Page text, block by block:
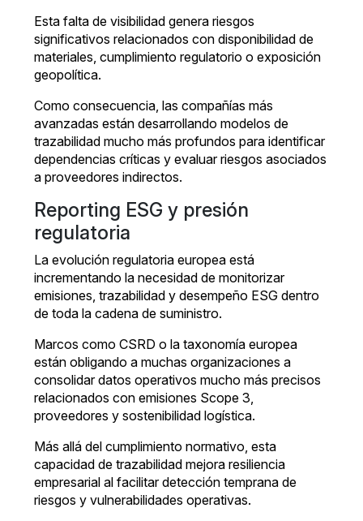
Esta falta de visibilidad genera riesgos
significativos relacionados con disponibilidad de
materiales, cumplimiento regulatorio o exposición
geopolítica.
Como consecuencia, las compañías más
avanzadas están desarrollando modelos de
trazabilidad mucho más profundos para identificar
dependencias críticas y evaluar riesgos asociados
a proveedores indirectos.
Reporting ESG y presión
regulatoria
La evolución regulatoria europea está
incrementando la necesidad de monitorizar
emisiones, trazabilidad y desempeño ESG dentro
de toda la cadena de suministro.
Marcos como CSRD o la taxonomía europea
están obligando a muchas organizaciones a
consolidar datos operativos mucho más precisos
relacionados con emisiones Scope 3,
proveedores y sostenibilidad logística.
Más allá del cumplimiento normativo, esta
capacidad de trazabilidad mejora resiliencia
empresarial al facilitar detección temprana de
riesgos y vulnerabilidades operativas.